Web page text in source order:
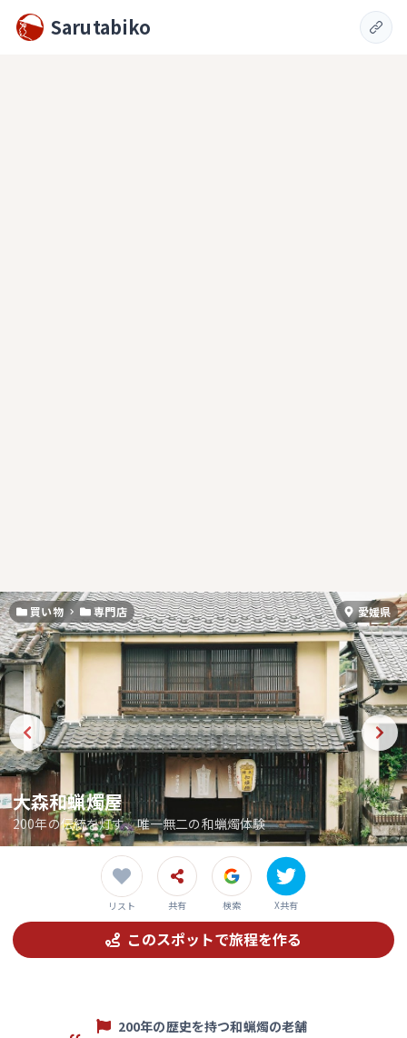
Sarutabiko
買い物 専門店 愛媛県
大森和蝋燭屋
200年の伝統を灯す、唯一無二の和蝋燭体験
リスト 共有 検索 X共有
このスポットで旅程を作る
200年の歴史を持つ和蝋燭の老舗